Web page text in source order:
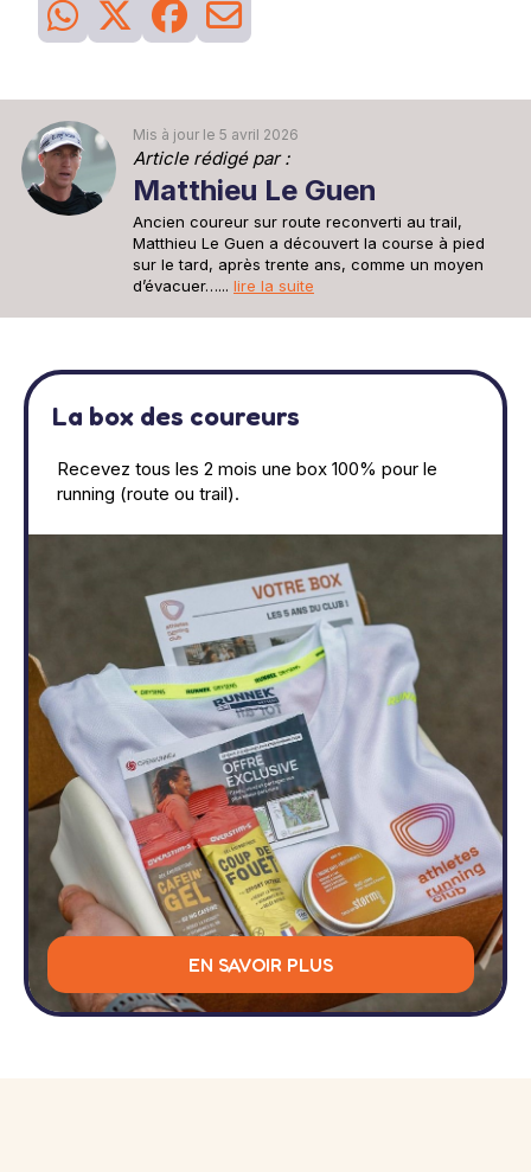
Mis à jour le 5 avril 2026
Article rédigé par :
Matthieu Le Guen
Ancien coureur sur route reconverti au trail,
Matthieu Le Guen a découvert la course à pied
sur le tard, après trente ans, comme un moyen
d’évacuer…... lire la suite
La box des coureurs
Recevez tous les 2 mois une box 100% pour le
running (route ou trail).
EN SAVOIR PLUS